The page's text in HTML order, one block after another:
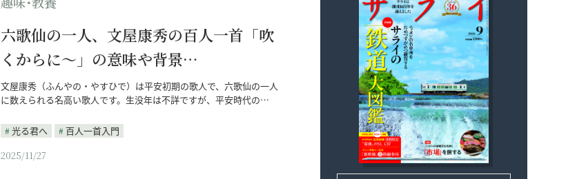
六歌仙の一人、文屋康秀の百人一首「吹
くからに～」の意味や背景…
文屋康秀（ふんやの・やすひで）は平安初期の歌人で、六歌仙の一人
に数えられる名高い歌人です。生没年は不詳ですが、平安時代の…
光る君へ
百人一首入門
2025/11/27